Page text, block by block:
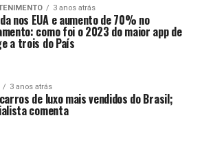
3 anos atrás
nos EUA e aumento de 70% no
como foi o 2023 do maior app de
a trois do País
3 anos atrás
de luxo mais vendidos do Brasil;
comenta